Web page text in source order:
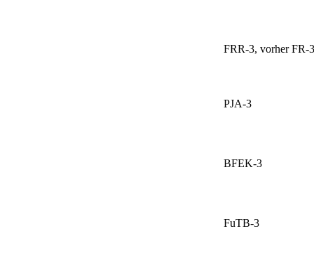
FRR-3, vorher FR-3
PJA-3
BFEK-3
FuTB-3